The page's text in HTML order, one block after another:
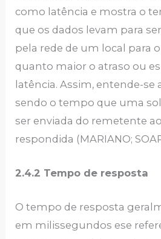
como latência e mostra o
que os dados levam para
pela rede de um local para
quanto maior o atraso ou
latência. Assim, entende-se
sendo o tempo que uma
ser enviada do remetente
respondida (MARIANO;
2.4.2 Tempo de resposta
O tempo de resposta
em milissegundos ese